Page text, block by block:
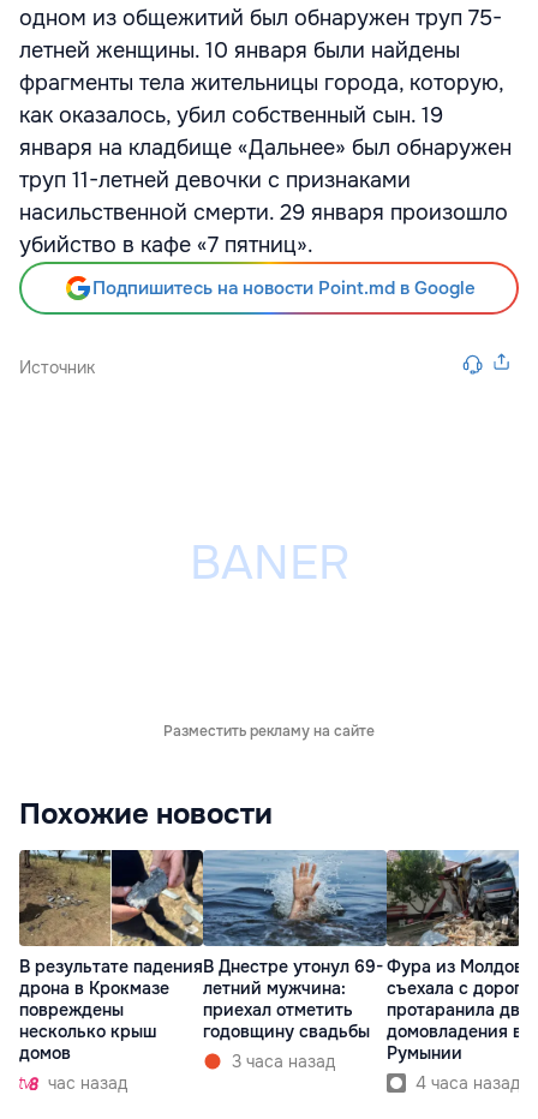
одном из общежитий был обнаружен труп 75-
летней женщины. 10 января были найдены
фрагменты тела жительницы города, которую,
как оказалось, убил собственный сын. 19
января на кладбище «Дальнее» был обнаружен
труп 11-летней девочки с признаками
насильственной смерти. 29 января произошло
убийство в кафе «7 пятниц».
Подпишитесь на новости Point.md в Google
Источник
Разместить рекламу на сайте
Похожие новости
В результате падения
дрона в Крокмазе
повреждены
несколько крыш
домов
час назад
В Днестре утонул 69-
летний мужчина:
приехал отметить
годовщину свадьбы
3 часа назад
Фура из Молдовы
съехала с дороги
протаранила два
домовладения в
Румынии
4 часа назад